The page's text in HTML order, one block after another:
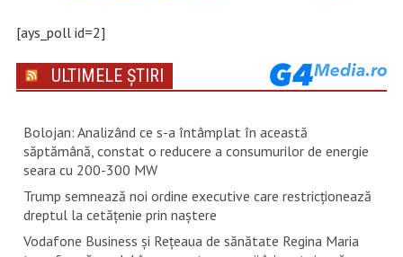
[ays_poll id=2]
ULTIMELE ȘTIRI
Bolojan: Analizând ce s-a întâmplat în această
săptămână, constat o reducere a consumurilor de energie
seara cu 200-300 MW
Trump semnează noi ordine executive care restricţionează
dreptul la cetăţenie prin naştere
Vodafone Business și Rețeaua de sănătate Regina Maria